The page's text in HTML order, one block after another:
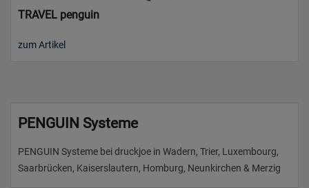
TRAVEL penguin
zum Artikel
PENGUIN Systeme
PENGUIN Systeme bei druckjoe in Wadern, Trier, Luxembourg,
Saarbrücken, Kaiserslautern, Homburg, Neunkirchen & Merzig